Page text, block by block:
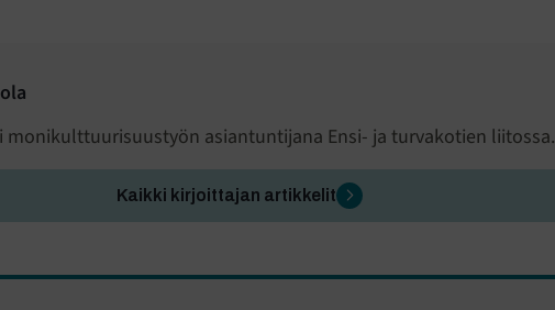
monikulttuurisuustyön asiantuntijana Ensi- ja turvakotien liitossa.
Kaikki kirjoittajan artikkelit